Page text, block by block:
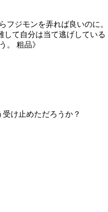
フジモンを弄れば良いのに。
して自分は当て逃げしている
。 粗品》
け止めただろうか？